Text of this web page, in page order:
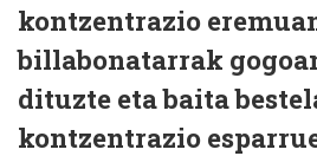
kontzentrazio
billabonatarrak
dituzte eta baita
kontzentrazio